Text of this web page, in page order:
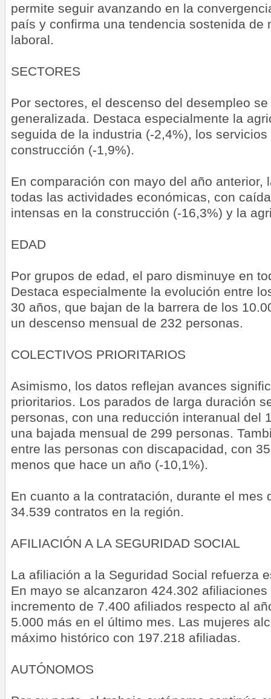
permite seguir avanzando en la
país y confirma una tendencia sostenida de
laboral.
SECTORES
Por sectores, el descenso del desempleo
generalizada. Destaca especialmente la
seguida de la industria (-2,4%), los servicios
construcción (-1,9%).
En comparación con mayo del año anterior,
todas las actividades económicas, con
intensas en la construcción (-16,3%) y la
EDAD
Por grupos de edad, el paro disminuye en
Destaca especialmente la evolución entre
30 años, que bajan de la barrera de los
un descenso mensual de 232 personas.
COLECTIVOS PRIORITARIOS
Asimismo, los datos reflejan avances
prioritarios. Los parados de larga duración
personas, con una reducción interanual del
una bajada mensual de 299 personas.
entre las personas con discapacidad, con
menos que hace un año (-10,1%).
En cuanto a la contratación, durante el mes
34.539 contratos en la región.
AFILIACIÓN A LA SEGURIDAD SOCIAL
La afiliación a la Seguridad Social refuerza
En mayo se alcanzaron 424.302
incremento de 7.400 afiliados respecto al
5.000 más en el último mes. Las mujeres
máximo histórico con 197.218 afiliadas.
AUTÓNOMOS